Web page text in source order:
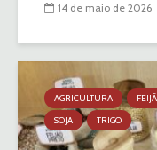
14 de maio de 2026
AGRICULTURA
SOJA
TRIGO